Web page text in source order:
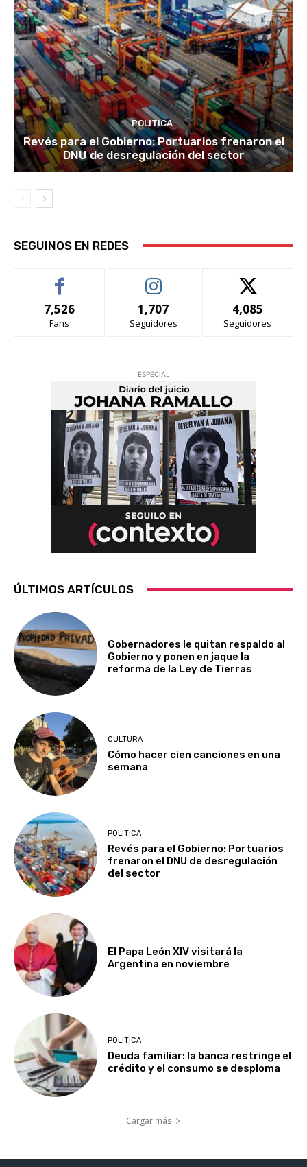
POLITICA
Revés para el Gobierno: Portuarios frenaron el
DNU de desregulación del sector
SEGUINOS EN REDES
7,526
Fans
1,707
Seguidores
4,085
Seguidores
ESPECIAL
ÚLTIMOS ARTÍCULOS
Gobernadores le quitan respaldo al
Gobierno y ponen en jaque la
reforma de la Ley de Tierras
CULTURA
Cómo hacer cien canciones en una
semana
POLITICA
Revés para el Gobierno: Portuarios
frenaron el DNU de desregulación
del sector
El Papa León XIV visitará la
Argentina en noviembre
POLITICA
Deuda familiar: la banca restringe el
crédito y el consumo se desploma
Cargar más